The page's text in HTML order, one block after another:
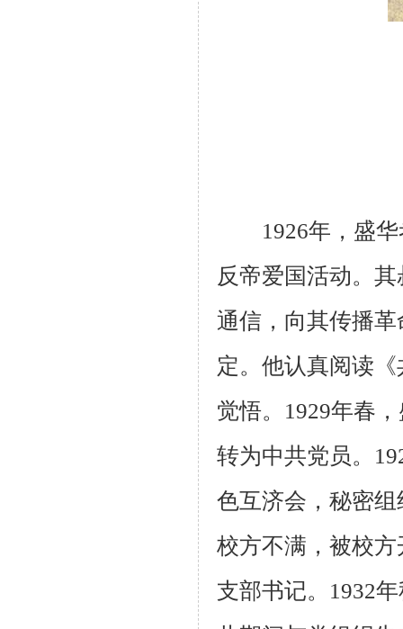
1926年，盛华
反帝爱国活动。
通信，向其传播
定。他认真阅读
觉悟。1929年春
转为中共党员。
色互济会，秘密
校方不满，被校
支部书记。1932